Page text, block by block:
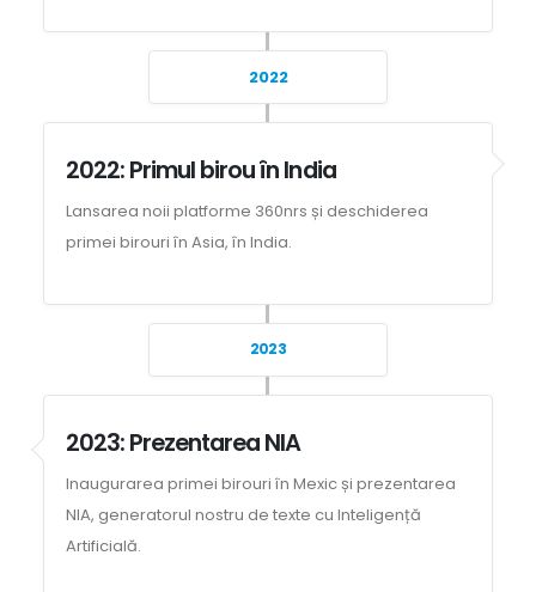
2022
2022: Primul birou în India
Lansarea noii platforme 360nrs și deschiderea
primei birouri în Asia, în India.
2023
2023: Prezentarea NIA
Inaugurarea primei birouri în Mexic și prezentarea
NIA, generatorul nostru de texte cu Inteligență
Artificială.